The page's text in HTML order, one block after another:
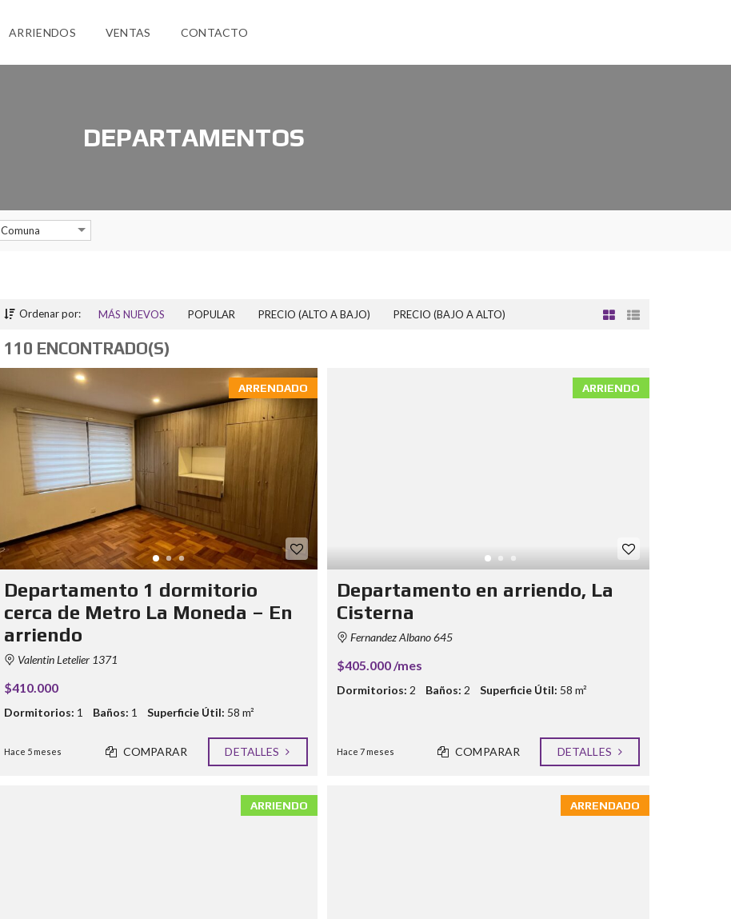
ARRIENDOS VENTAS CONTACTO
DEPARTAMENTOS
Comuna
Ordenar por: MÁS NUEVOS POPULAR PRECIO (ALTO A BAJO) PRECIO (BAJO A ALTO)
110 ENCONTRADO(S)
ARRENDADO
Departamento 1 dormitorio
cerca de Metro La Moneda – En
arriendo
Valentin Letelier 1371
$410.000
Dormitorios: 1 Baños: 1 Superficie Útil: 58 m²
Hace 5 meses COMPARAR DETALLES
ARRIENDO
Departamento en arriendo, La
Cisterna
Fernandez Albano 645
$405.000 /mes
Dormitorios: 2 Baños: 2 Superficie Útil: 58 m²
Hace 7 meses COMPARAR DETALLES
ARRIENDO ARRENDADO